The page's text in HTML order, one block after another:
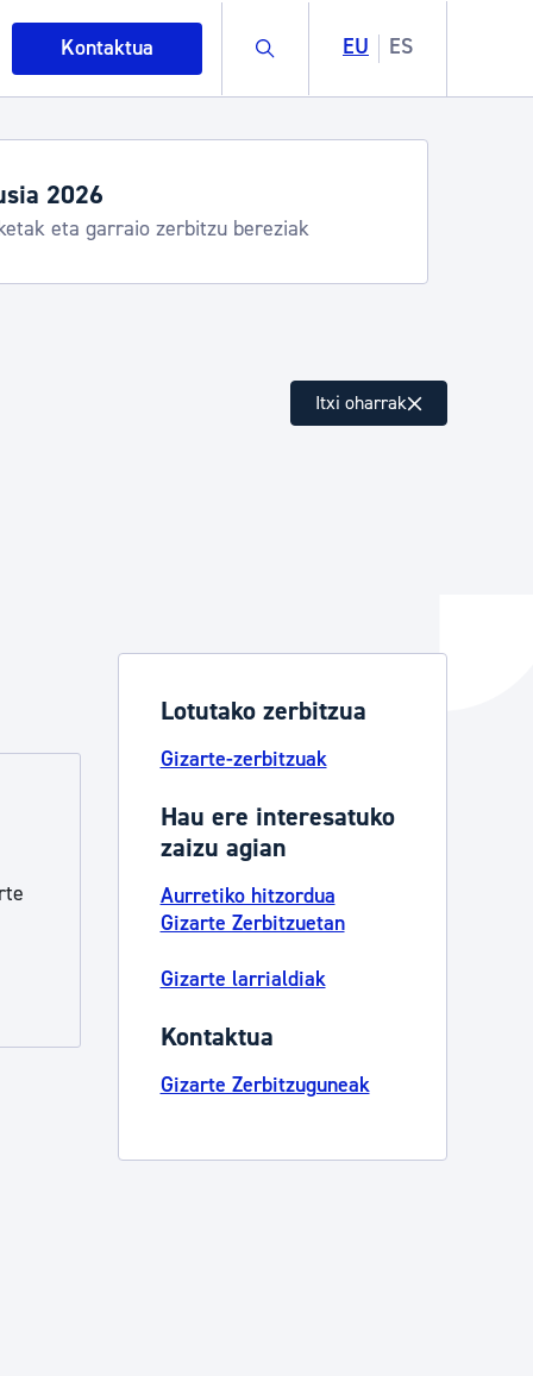
Kontaktua Buscar EU ES
eta ingurumena
enplegua
eta bizikidetza
Izapideen katalogoa
2026
eta garraio zerbitzu bereziak
Itxi oharrak
Lotutako zerbitzua
Gizarte-zerbitzuak
Hau ere interesatuko
zaizu agian
Aurretiko hitzordua
Gizarte Zerbitzuetan
Gizarte larrialdiak
Kontaktua
Gizarte Zerbitzuguneak